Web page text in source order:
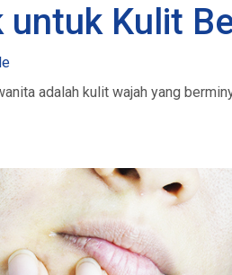
untuk Kulit
adalah kulit wajah yang